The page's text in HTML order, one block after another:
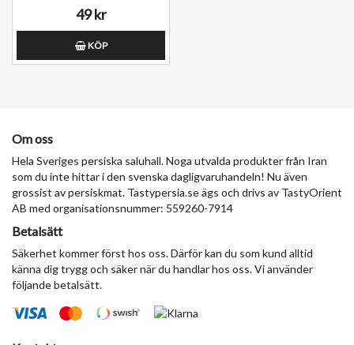
49 kr
KÖP
Om oss
Hela Sveriges persiska saluhall. Noga utvalda produkter från Iran
som du inte hittar i den svenska dagligvaruhandeln! Nu även
grossist av persiskmat. Tastypersia.se ägs och drivs av TastyOrient
AB med organisationsnummer: 559260-7914
Betalsätt
Säkerhet kommer först hos oss. Därför kan du som kund alltid
känna dig trygg och säker när du handlar hos oss. Vi använder
följande betalsätt.